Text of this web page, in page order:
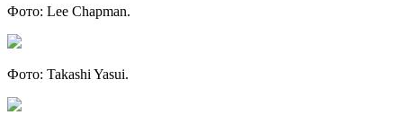
Фото: Lee Chapman.
Фото: Takashi Yasui.